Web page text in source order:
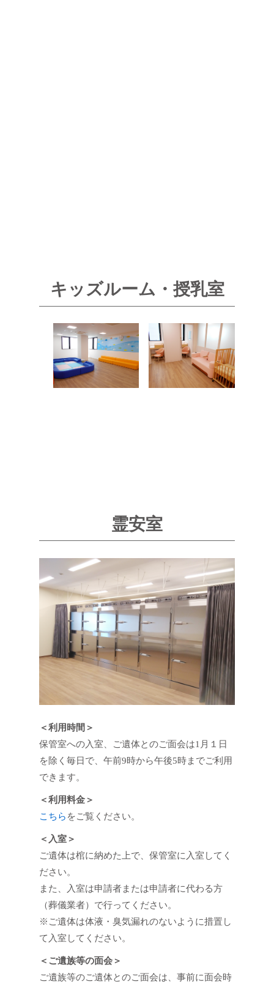
キッズルーム・授乳室
霊安室
＜利用時間＞
保管室への入室、ご遺体とのご面会は1月１日
を除く毎日で、午前9時から午後5時までご利用
できます。
＜利用料金＞
こちら をご覧ください。
＜入室＞
ご遺体は棺に納めた上で、保管室に入室してく
ださい。
また、入室は申請者または申請者に代わる方
（葬儀業者）で行ってください。
※ご遺体は体液・臭気漏れのないように措置し
て入室してください。
＜ご遺族等の面会＞
ご遺族等のご遺体とのご面会は、事前に面会時